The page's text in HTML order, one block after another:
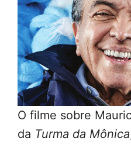
O filme sobre
da Turma da Mônica